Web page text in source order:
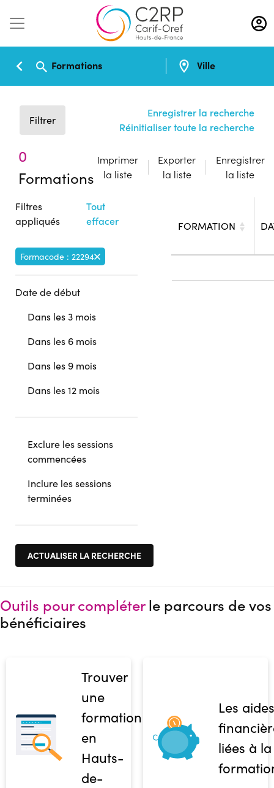
Aller
au
contenu
Formations Ville
Filtrer
Enregistrer la recherche
Réinitialiser toute la recherche
0
Formations
Imprimer
la liste
Exporter
la liste
Enregistrer
la liste
Filtres
appliqués
Tout
effacer
Formacode : 22294
Date de début
Dans les 3 mois
Dans les 6 mois
Dans les 9 mois
Dans les 12 mois
Exclure les sessions
commencées
Inclure les sessions
terminées
FORMATION
Outils pour compléterle parcours de vos
bénéficiaires
Trouver
une
formation
en
Hauts-
de-
Les aides
liées à la